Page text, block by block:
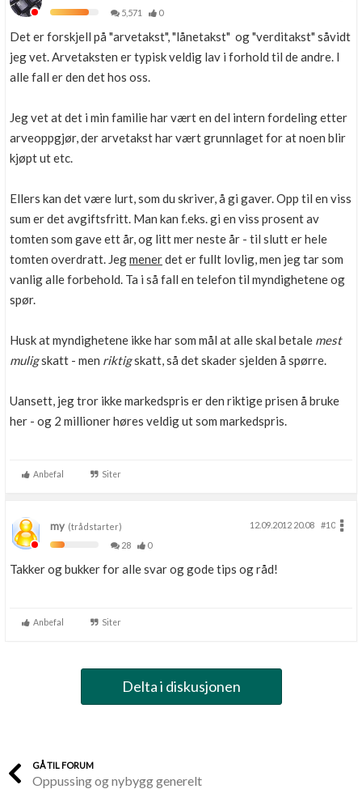
5,571
0
Det er forskjell på "arvetakst", "lånetakst" og "verditakst" såvidt
jeg vet. Arvetaksten er typisk veldig lav i forhold til de andre. I
alle fall er den det hos oss.
Jeg vet at det i min familie har vært en del intern fordeling etter
arveoppgjør, der arvetakst har vært grunnlaget for at noen blir
kjøpt ut etc.
Ellers kan det være lurt, som du skriver, å gi gaver. Opp til en viss
sum er det avgiftsfritt. Man kan f.eks. gi en viss prosent av
tomten som gave ett år, og litt mer neste år - til slutt er hele
tomten overdratt. Jegmenerdet er fullt lovlig, men jeg tar som
vanlig alle forbehold. Ta i så fall en telefon til myndighetene og
spør.
Husk at myndighetene ikke har som mål at alle skal betale mest
muligskatt - men riktigskatt, så det skader sjelden å spørre.
Uansett, jeg tror ikke markedspris er den riktige prisen å bruke
her - og 2 millioner høres veldig ut som markedspris.
Anbefal Siter
my (trådstarter) 12.09.2012 20.08
#10
28
0
Takker og bukker for alle svar og gode tips og råd!
Anbefal Siter
Delta i diskusjonen
GÅ TIL FORUM
Oppussing og nybygg generelt